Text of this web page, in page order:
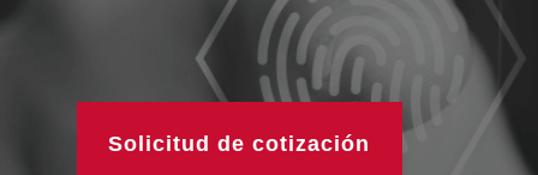
Solicitud de cotización